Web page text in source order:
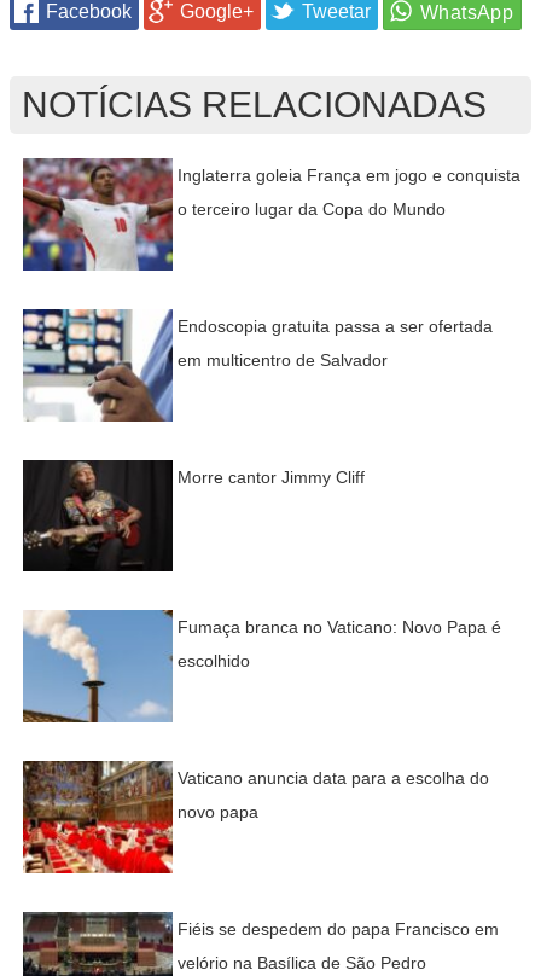
Facebook Google+ Tweetar
NOTÍCIAS RELACIONADAS
Inglaterra goleia França em jogo e conquista
o terceiro lugar da Copa do Mundo
Endoscopia gratuita passa a ser ofertada
em multicentro de Salvador
Morre cantor Jimmy Cliff
Fumaça branca no Vaticano: Novo Papa é
escolhido
Vaticano anuncia data para a escolha do
novo papa
Fiéis se despedem do papa Francisco em
velório na Basílica de São Pedro